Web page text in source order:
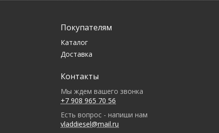
Покупателям
Каталог
Доставка
Контакты
Мы ждем вашего звонка
+7 908 965 70 56
Есть вопрос - напиши нам
vladdiesel@mail.ru